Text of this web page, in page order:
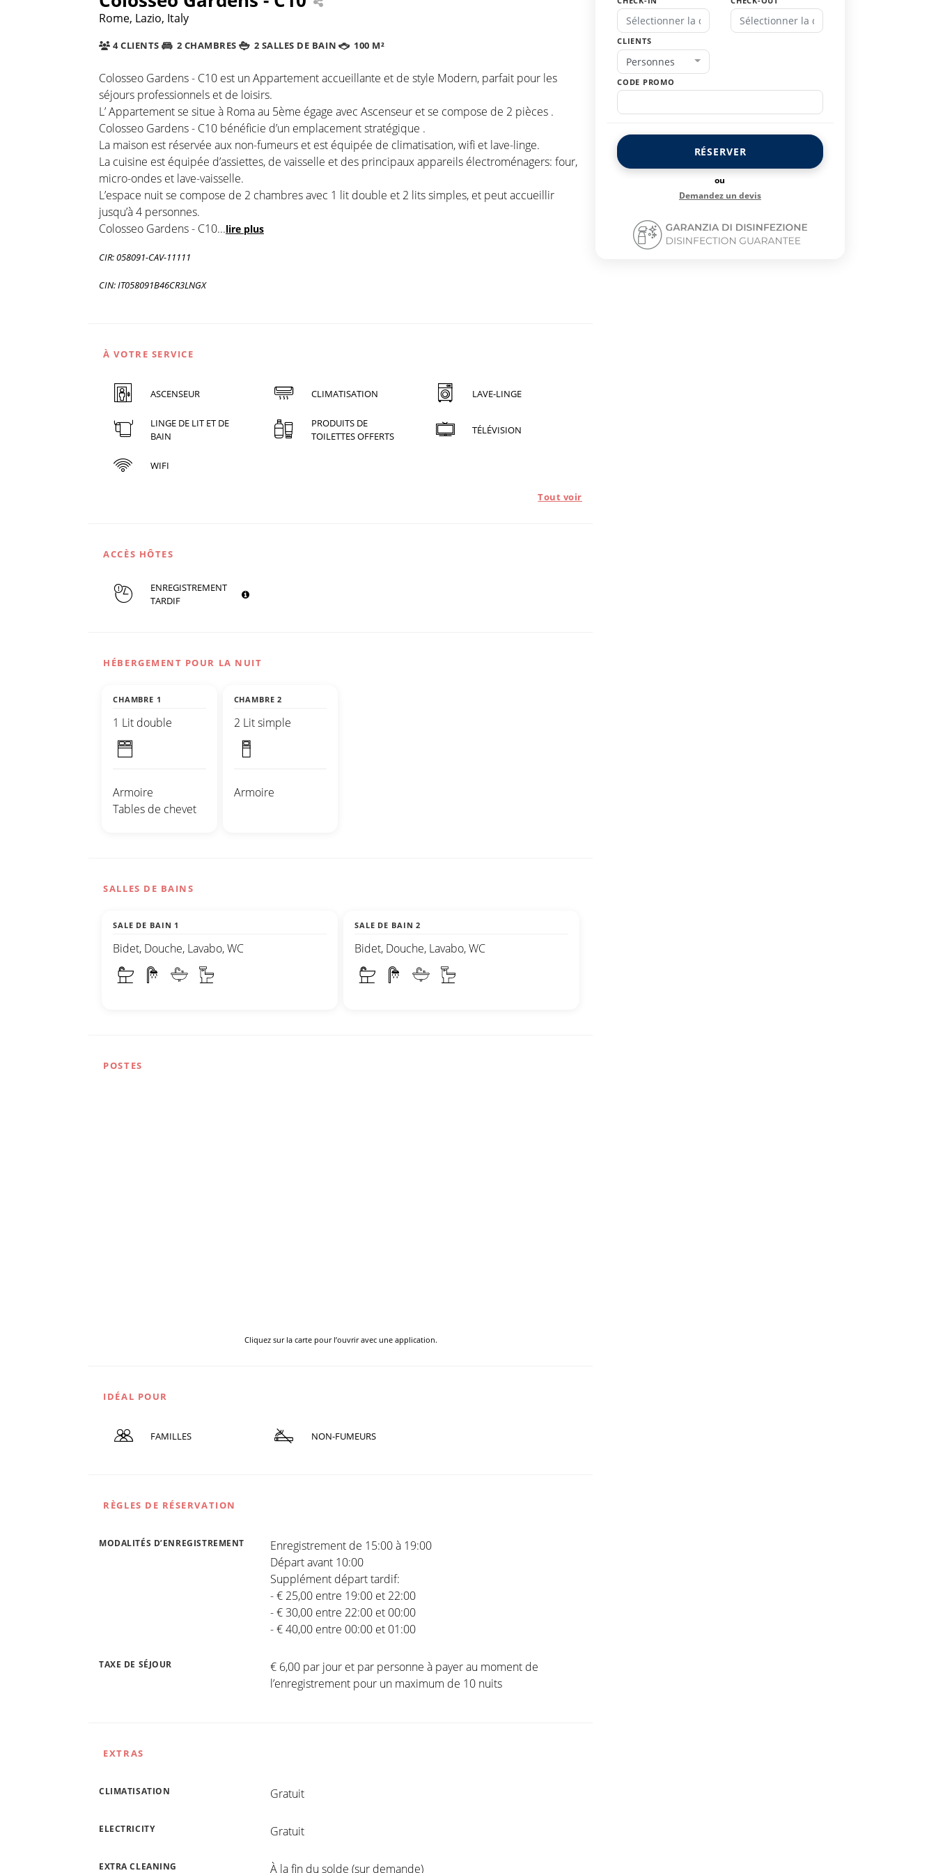
Rome, Lazio, Italy
4 CLIENTS 2 CHAMBRES 2 SALLES DE BAIN 100 M²
Colosseo Gardens - C10 est un Appartement accueillante et de style Modern, parfait pour les
séjours professionnels et de loisirs.
L’ Appartement se situe à Roma au 5ème égage avec Ascenseur et se compose de 2 pièces .
Colosseo Gardens - C10 bénéficie d’un emplacement stratégique .
La maison est réservée aux non-fumeurs et est équipée de climatisation, wifi et lave-linge.
La cuisine est équipée d’assiettes, de vaisselle et des principaux appareils électroménagers: four,
micro-ondes et lave-vaisselle.
L’espace nuit se compose de 2 chambres avec 1 lit double et 2 lits simples, et peut accueillir
jusqu’à 4 personnes.
Colosseo Gardens - C10...lire plus
CIR: 058091-CAV-11111
CIN: IT058091B46CR3LNGX
À VOTRE SERVICE
ASCENSEUR CLIMATISATION LAVE-LINGE
LINGE DE LIT ET DE
BAIN
PRODUITS DE
TOILETTES OFFERTS
TÉLÉVISION
WIFI
Tout voir
ACCÈS HÔTES
ENREGISTREMENT
TARDIF
HÉBERGEMENT POUR LA NUIT
CHAMBRE 1
1 Lit double
Armoire
Tables de chevet
CHAMBRE 2
2 Lit simple
Armoire
SALLES DE BAINS
SALE DE BAIN 1
Bidet, Douche, Lavabo, WC
SALE DE BAIN 2
Bidet, Douche, Lavabo, WC
POSTES
Cliquez sur la carte pour l’ouvrir avec une application.
IDÉAL POUR
FAMILLES NON-FUMEURS
RÈGLES DE RÉSERVATION
MODALITÉS D’ENREGISTREMENT
Enregistrement de 15:00 à 19:00
Départ avant 10:00
Supplément départ tardif:
- € 25,00 entre 19:00 et 22:00
- € 30,00 entre 22:00 et 00:00
- € 40,00 entre 00:00 et 01:00
TAXE DE SÉJOUR
€ 6,00 par jour et par personne à payer au moment de
l’enregistrement pour un maximum de 10 nuits
EXTRAS
CLIMATISATION Gratuit
ELECTRICITY Gratuit
EXTRA CLEANING À la fin du solde (sur demande)
CLIENTS
Personnes
CODE PROMO
RÉSERVER
ou
Demandez un devis